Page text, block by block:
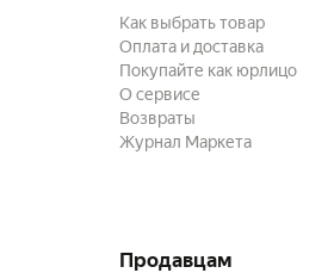
Как выбрать товар
Оплата и доставка
Покупайте как юрлицо
О сервисе
Возвраты
Журнал Маркета
Продавцам